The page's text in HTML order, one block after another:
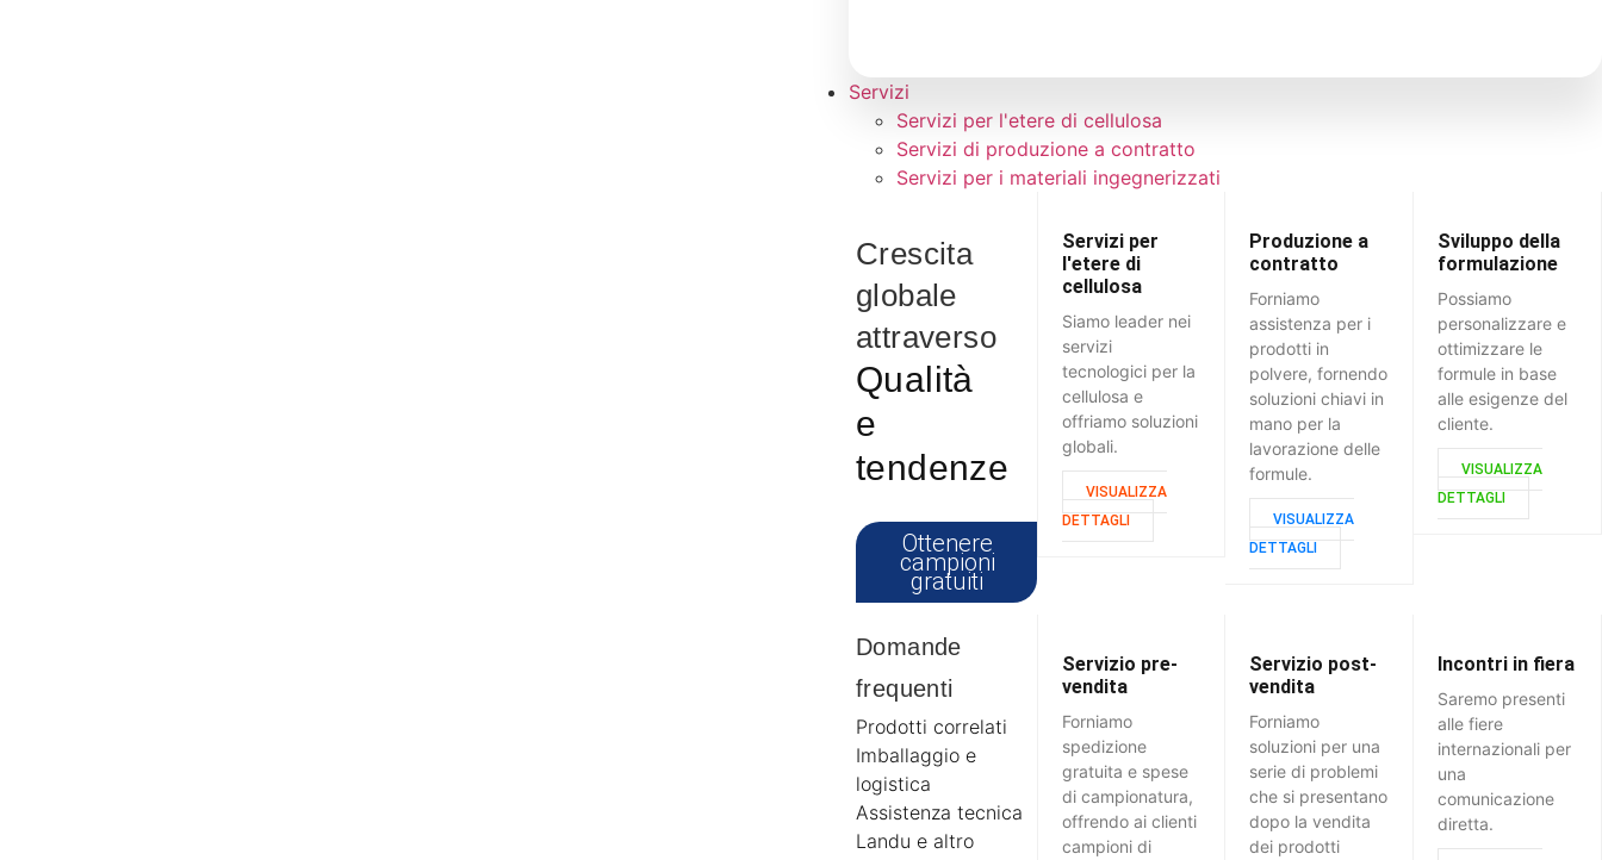
Servizi
Servizi per l'etere di cellulosa
Servizi di produzione a contratto
Servizi per i materiali ingegnerizzati
Crescita
globale
attraverso
Qualità
e
tendenze
Ottenere
campioni
gratuiti
Servizi per
l'etere di
cellulosa
Siamo leader nei
servizi
tecnologici per la
cellulosa e
offriamo soluzioni
globali.
VISUALIZZA
DETTAGLI
Produzione a
contratto
Forniamo
assistenza per i
prodotti in
polvere, fornendo
soluzioni chiavi in
mano per la
lavorazione delle
formule.
VISUALIZZA
DETTAGLI
Sviluppo della
formulazione
Possiamo
personalizzare e
ottimizzare le
formule in base
alle esigenze del
cliente.
VISUALIZZA
DETTAGLI
Domande
frequenti
Prodotti correlati
Imballaggio e
logistica
Assistenza tecnica
Landu e altro
Servizio pre-
vendita
Forniamo
spedizione
gratuita e spese
di campionatura,
offrendo ai clienti
campioni di
Servizio post-
vendita
Forniamo
soluzioni per una
serie di problemi
che si presentano
dopo la vendita
dei prodotti
Incontri in fiera
Saremo presenti
alle fiere
internazionali per
una
comunicazione
diretta.